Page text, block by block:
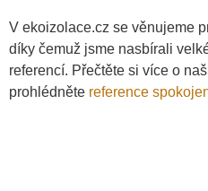
V ekoizolace.cz se věnujeme
díky čemuž jsme nasbírali
referencí. Přečtěte si více o
prohlédněte reference